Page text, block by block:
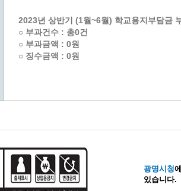
테마파크업
2023년 상반기 (1월~6월) 학교용지부담금
○ 부과건수 : 총0건
○ 부과금액 : 0원
○ 징수금액 : 0원
광명시청
있습니다.